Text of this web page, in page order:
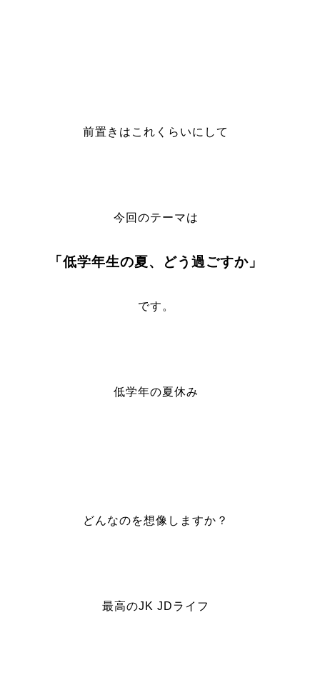
前置きはこれくらいにして
今回のテーマは
「低学年生の夏、どう過ごすか」
です。
低学年の夏休み
どんなのを想像しますか？
最高のJK JDライフ